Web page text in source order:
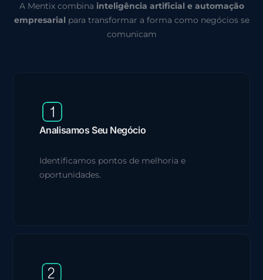
A Mentix combina inteligência artificial e automação
empresarial para transformar a forma como negócios se
comunicam
Analisamos Seu Negócio
Identificamos pontos de melhoria e
oportunidades.